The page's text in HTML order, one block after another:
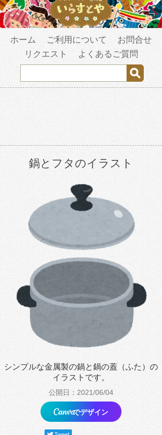
ホーム ご利用について
お問合せ
リクエスト
よくあるご質問
鍋とフタのイラスト
シンプルな金属製の鍋と鍋の蓋（ふた）の
イラストです。
公開日：2021/06/04
でデザイン